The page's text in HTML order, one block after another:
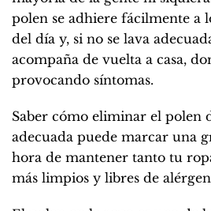
polen se adhiere fácilmente a
del día y, si no se lava
acompaña de vuelta a casa,
provocando síntomas.
Saber cómo eliminar el polen
adecuada puede marcar una
hora de mantener tanto tu
más limpios y libres de